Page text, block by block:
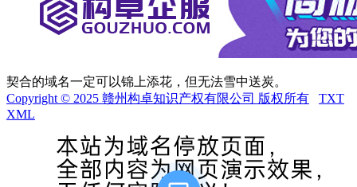
契合的域名一定可以锦上添花，但无法雪中送炭。
Copyright © 2025 赣州构卓知识产权有限公司 版权所有
TXT
XML